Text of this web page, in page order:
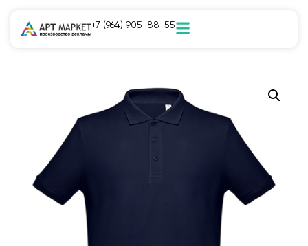
+7 (964) 905-88-55